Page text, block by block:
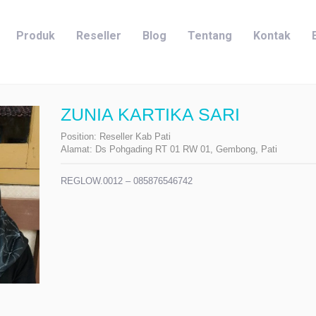
Produk Reseller Blog Tentang Kontak
ZUNIA KARTIKA SARI
Position: Reseller Kab Pati
Alamat: Ds Pohgading RT 01 RW 01, Gembong, Pati
REGLOW.0012 – 085876546742